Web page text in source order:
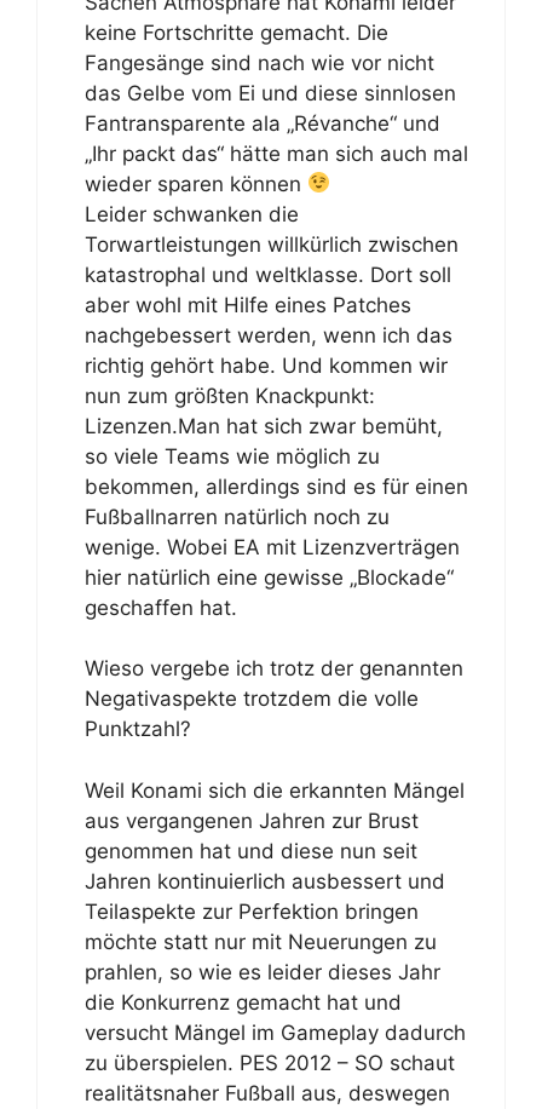
keine Fortschritte gemacht. Die
Fangesänge sind nach wie vor nicht
das Gelbe vom Ei und diese sinnlosen
Fantransparente ala „Révanche“ und
„Ihr packt das“ hätte man sich auch mal
wieder sparen können
Leider schwanken die
Torwartleistungen willkürlich zwischen
katastrophal und weltklasse. Dort soll
aber wohl mit Hilfe eines Patches
nachgebessert werden, wenn ich das
richtig gehört habe. Und kommen wir
nun zum größten Knackpunkt:
Lizenzen.Man hat sich zwar bemüht,
so viele Teams wie möglich zu
bekommen, allerdings sind es für einen
Fußballnarren natürlich noch zu
wenige. Wobei EA mit Lizenzverträgen
hier natürlich eine gewisse „Blockade“
geschaffen hat.
Wieso vergebe ich trotz der genannten
Negativaspekte trotzdem die volle
Punktzahl?
Weil Konami sich die erkannten Mängel
aus vergangenen Jahren zur Brust
genommen hat und diese nun seit
Jahren kontinuierlich ausbessert und
Teilaspekte zur Perfektion bringen
möchte statt nur mit Neuerungen zu
prahlen, so wie es leider dieses Jahr
die Konkurrenz gemacht hat und
versucht Mängel im Gameplay dadurch
zu überspielen. PES 2012 – SO schaut
realitätsnaher Fußball aus, deswegen